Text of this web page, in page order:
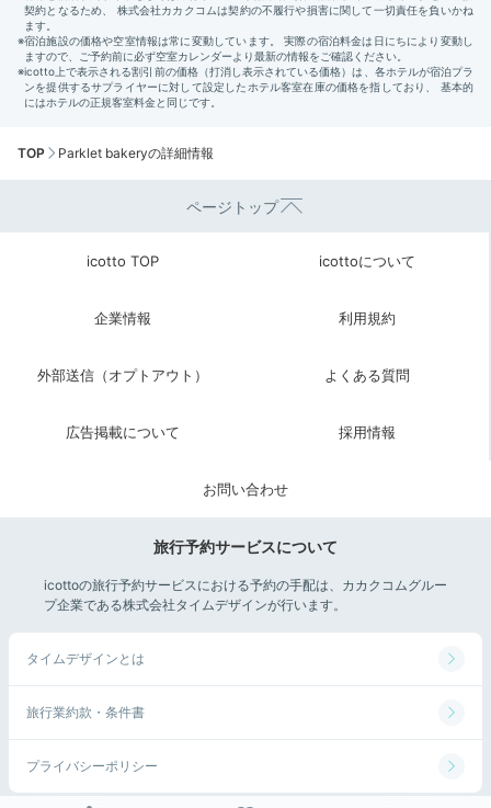
TOP Parklet bakeryの詳細情報
ページトップ
icotto TOP icottoについて
企業情報 利用規約
外部送信（オプトアウト） よくある質問
広告掲載について 採用情報
お問い合わせ
旅行予約サービスについて
icottoの旅行予約サービスにおける予約の手配は、カカクコムグルー
プ企業である株式会社タイムデザインが行います。
タイムデザインとは
旅行業約款・条件書
プライバシーポリシー